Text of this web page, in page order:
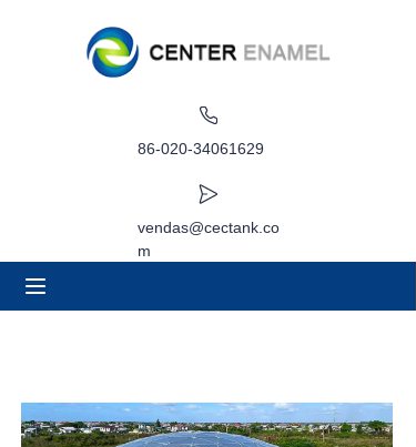
86-020-34061629
vendas@cectank.co
m
Aplicações
Notícias